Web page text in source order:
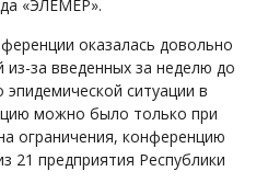
«ЭЛЕМЕР».
оказалась довольно
за введенных за неделю до
ситуации в
можно было только при
ограничения, конференцию
21 предприятия Республики